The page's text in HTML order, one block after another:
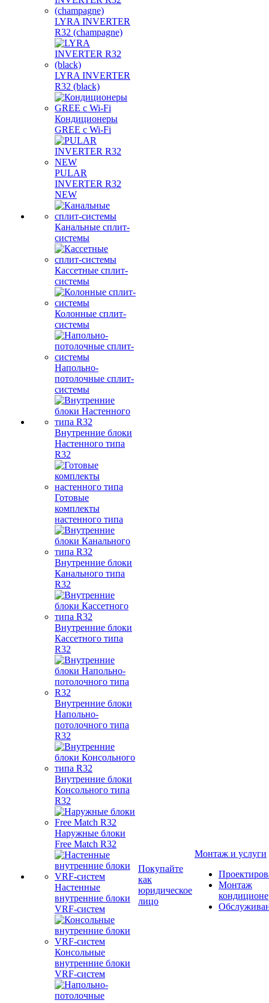
LYRA INVERTER
R32 (champagne)
LYRA INVERTER
R32 (black)
Кондиционеры
GREE с Wi-Fi
PULAR
INVERTER R32
NEW
Канальные сплит-
системы
Кассетные сплит-
системы
Колонные сплит-
системы
Напольно-
потолочные сплит-
системы
Внутренние блоки
Настенного типа
R32
Готовые
комплекты
настенного типа
Внутренние блоки
Канального типа
R32
Внутренние блоки
Кассетного типа
R32
Внутренние блоки
Напольно-
потолочного типа
R32
Внутренние блоки
Консольного типа
R32
Наружные блоки
Free Match R32
Настенные
внутренние блоки
VRF-систем
Консольные
внутренние блоки
VRF-систем
Покупайте
как
юридическое
лицо
Монтаж и услуги
Монтаж